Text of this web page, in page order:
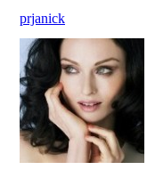
prjanick